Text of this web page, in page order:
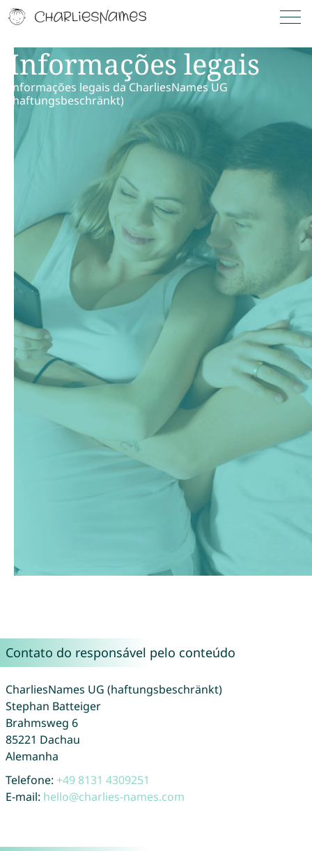
Informações legais
Informações legais da CharliesNames UG
(haftungsbeschränkt)
Contato do responsável pelo conteúdo
CharliesNames UG (haftungsbeschränkt)
Stephan Batteiger
Brahmsweg 6
85221 Dachau
Alemanha
Telefone: +49 8131 4309251
E-mail: hello@charlies-names.com